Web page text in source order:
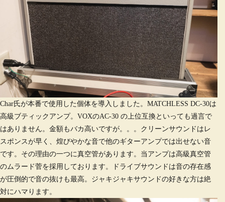
Char氏が本番で使用した個体を導入しました。MATCHLESS DC-30は
高級ブティックアンプ。VOXのAC-30 の上位互換といっても過言で
はありません。金額もバカ高いですが。。。クリーンサウンドはレ
スポンスが早く、煌びやかな音で他のギターアンプでは出せない音
です。その理由の一つに真空管があります。当アンプは高級真空管
のムラード菅を採用しております。ドライブサウンドは音の存在感
が圧倒的で音の抜けも最高。ジャキジャキサウンドの好きな方は絶
対にハマります。